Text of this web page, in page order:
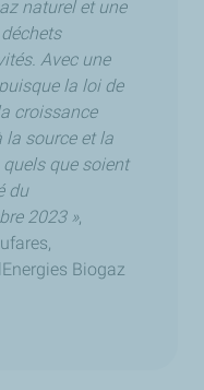
naturel et une
Avec une
la loi de
croissance
la source et la
que soient
du
2023 »,
Biogaz